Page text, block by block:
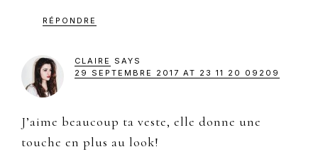
RÉPONDRE
CLAIRE
SAYS
29 SEPTEMBRE 2017 AT 23 11 20 09209
J’aime beaucoup ta veste, elle donne une
touche en plus au look!